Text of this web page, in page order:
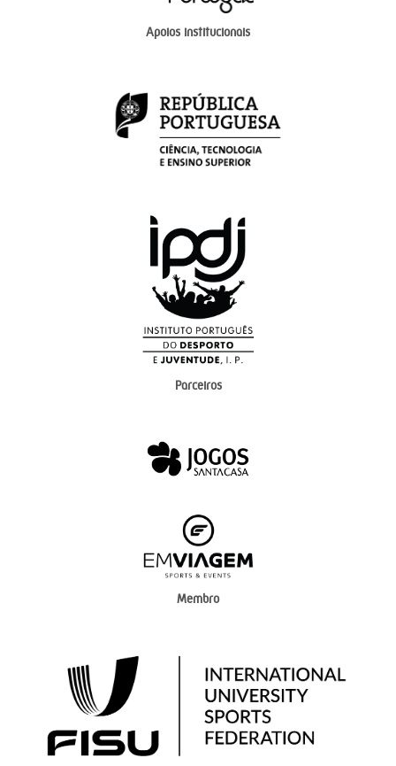
Apoios institucionais
Parceiros
Membro